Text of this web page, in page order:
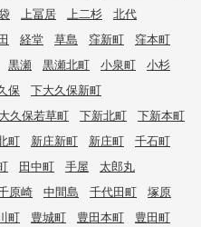
上冨居 上二杉
北代
経堂 草島 窪新町
窪本町
黒瀬 黒瀬北町 小泉町
小杉
保
下大久保新町
久保若草町 下新北町
下新本町
町 新庄新町 新庄町
千石町
田中町 手屋
太郎丸
原崎 中間島 千代田町
塚原
町 豊城町 豊田本町
豊田町